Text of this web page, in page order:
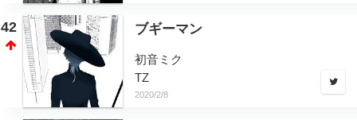
42 ブギーマン
初音ミク
TZ
2020/2/8